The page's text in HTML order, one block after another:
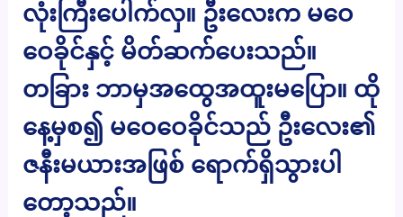
လုံးကြီးပေါက်လှ။ ဦးလေးက မဝေ
ဝေခိုင်နှင့် မိတ်ဆက်ပေးသည်။
တခြား ဘာမှအထွေအထူးမပြော။ ထို
နေ့မှစ၍ မဝေဝေခိုင်သည် ဦးလေး၏
ဇနီးမယားအဖြစ် ရောက်ရှိသွားပါ
တော့သည်။